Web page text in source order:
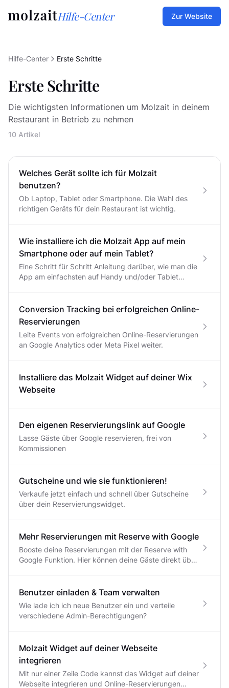
Hilfe-Center Zur Website
Hilfe-Center Erste Schritte
Erste Schritte
Die wichtigsten Informationen um Molzait in deinem
Restaurant in Betrieb zu nehmen
10 Artikel
Welches Gerät sollte ich für Molzait
benutzen?
Ob Laptop, Tablet oder Smartphone. Die Wahl des
richtigen Geräts für dein Restaurant ist wichtig.
Wie installiere ich die Molzait App auf mein
Smartphone oder auf mein Tablet?
Eine Schritt für Schritt Anleitung darüber, wie man die
App am einfachsten auf Handy und/oder Tablet
Conversion Tracking bei erfolgreichen Online-
Reservierungen
Leite Events von erfolgreichen Online-Reservierungen
an Google Analytics oder Meta Pixel weiter.
Installiere das Molzait Widget auf deiner Wix
Webseite
Den eigenen Reservierungslink auf Google
Lasse Gäste über Google reservieren, frei von
Kommissionen
Gutscheine und wie sie funktionieren!
Verkaufe jetzt einfach und schnell über Gutscheine
über dein Reservierungswidget.
Mehr Reservierungen mit Reserve with Google
Booste deine Reservierungen mit der Reserve with
Google Funktion. Hier können deine Gäste direkt über
Benutzer einladen & Team verwalten
Wie lade ich ich neue Benutzer ein und verteile
verschiedene Admin-Berechtigungen?
Molzait Widget auf deiner Webseite
integrieren
Mit nur einer Zeile Code kannst das Widget auf deiner
Webseite integrieren und Online-Reservierungen